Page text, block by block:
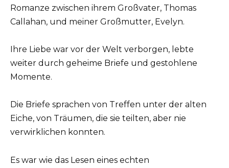
Romanze zwischen ihrem Großvater, Thomas
Callahan, und meiner Großmutter, Evelyn.
Ihre Liebe war vor der Welt verborgen, lebte
weiter durch geheime Briefe und gestohlene
Momente.
Die Briefe sprachen von Treffen unter der alten
Eiche, von Träumen, die sie teilten, aber nie
verwirklichen konnten.
Es war wie das Lesen eines echten